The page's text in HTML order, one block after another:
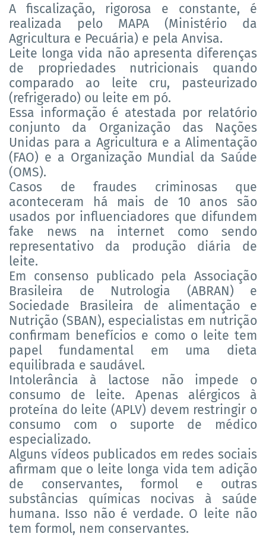
A fiscalização, rigorosa e constante, é
realizada pelo MAPA (Ministério da
Agricultura e Pecuária) e pela Anvisa.
Leite longa vida não apresenta diferenças
de propriedades nutricionais quando
comparado ao leite cru, pasteurizado
(refrigerado) ou leite em pó.
Essa informação é atestada por relatório
conjunto da Organização das Nações
Unidas para a Agricultura e a Alimentação
(FAO) e a Organização Mundial da Saúde
(OMS).
Casos de fraudes criminosas que
aconteceram há mais de 10 anos são
usados por influenciadores que difundem
fake news na internet como sendo
representativo da produção diária de
leite.
Em consenso publicado pela Associação
Brasileira de Nutrologia (ABRAN) e
Sociedade Brasileira de alimentação e
Nutrição (SBAN), especialistas em nutrição
confirmam benefícios e como o leite tem
papel fundamental em uma dieta
equilibrada e saudável.
Intolerância à lactose não impede o
consumo de leite. Apenas alérgicos à
proteína do leite (APLV) devem restringir o
consumo com o suporte de médico
especializado.
Alguns vídeos publicados em redes sociais
afirmam que o leite longa vida tem adição
de conservantes, formol e outras
substâncias químicas nocivas à saúde
humana. Isso não é verdade. O leite não
tem formol, nem conservantes.